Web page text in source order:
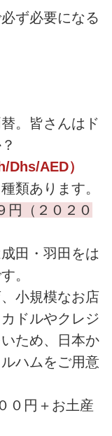
ず必要になる
。皆さんはド
Dhs/AED）
類あります。
円（２０２０
田・羽田をは
。
小規模なお店
ドルやクレジ
ため、日本か
ハムをご用意
０円＋お土産